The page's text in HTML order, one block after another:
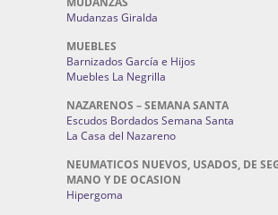
Mudanzas Giralda
MUEBLES
Barnizados García e Hijos
Muebles La Negrilla
NAZARENOS – SEMANA SANTA
Escudos Bordados Semana Santa
La Casa del Nazareno
NEUMATICOS NUEVOS, USADOS, DE
MANO Y DE OCASION
Hipergoma